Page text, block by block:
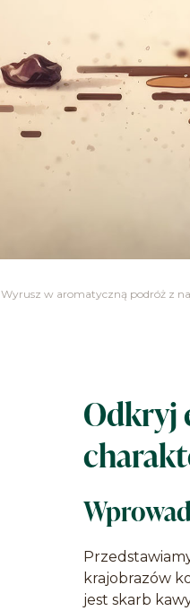
Wyrusz w aromatyczną podróż z
Odkryj
krajobrazów
jest skarb